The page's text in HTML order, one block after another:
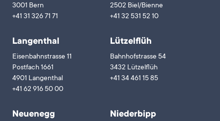
3001 Bern
+41 31 326 71 71
2502 Biel/Bienne
+41 32 531 52 10
Langenthal
Eisenbahnstrasse 11
Postfach 1661
4901 Langenthal
+41 62 916 50 00
Lützelflüh
Bahnhofstrasse 54
3432 Lützelflüh
+41 34 461 15 85
Neuenegg Niederbipp